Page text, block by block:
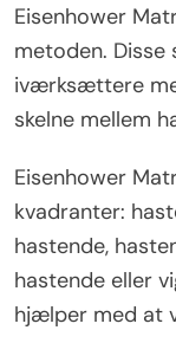
Eisenhower
metoden.
iværksættere
skelne mellem
Eisenhower
kvadranter:
hastende,
hastende eller
hjælper med at